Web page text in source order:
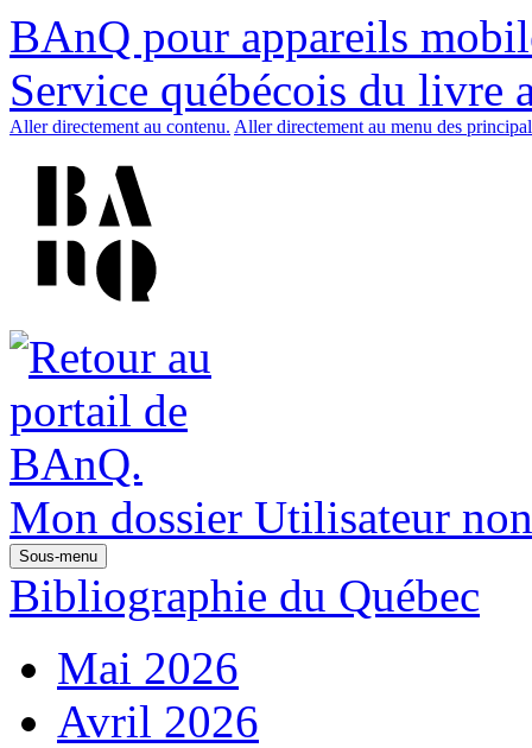
BAnQ pour appareils
Service québécois du livre
Aller directement au contenu. Aller directement au menu des
Mon dossier Utilisateur
Sous-menu
Bibliographie du Québec
Mai 2026
Avril 2026